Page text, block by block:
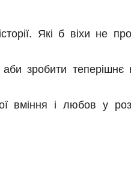
Які б віхи не
зробити теперішнє
вміння і любов у